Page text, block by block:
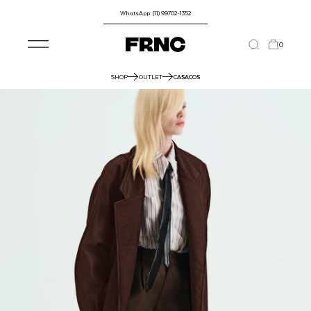
WhatsApp: (11) 99702-1352
0
SHOP OUTLET CASACOS